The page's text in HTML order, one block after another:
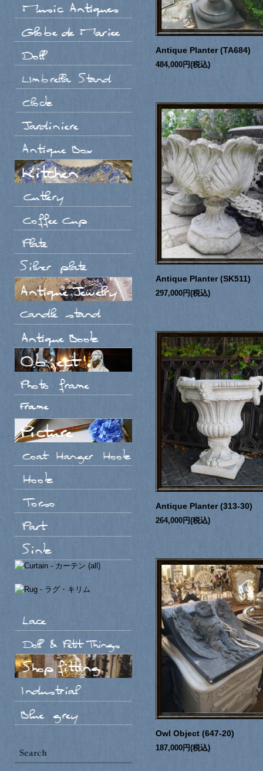
Antique Planter (TA684)
484,000円(税込)
Antique Planter (SK511)
297,000円(税込)
Antique Planter (313-30)
264,000円(税込)
Owl Object (647-20)
187,000円(税込)